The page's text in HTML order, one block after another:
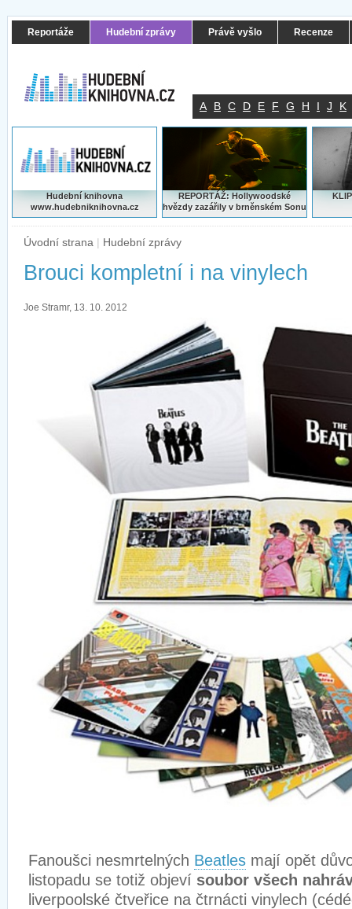
Reportáže Hudební zprávy Právě vyšlo Recenze
A B C D E F G H I J K
Hudební knihovna
www.hudebniknihovna.cz
REPORTÁŽ: Hollywoodské
hvězdy zazářily v brněnském Sonu
Úvodní strana | Hudební zprávy
Brouci kompletní i na vinylech
Joe Stramr, 13. 10. 2012
Fanoušci nesmrtelných Beatles mají opět
listopadu se totiž objeví soubor všech
liverpoolské čtveřice na čtrnácti vinylech